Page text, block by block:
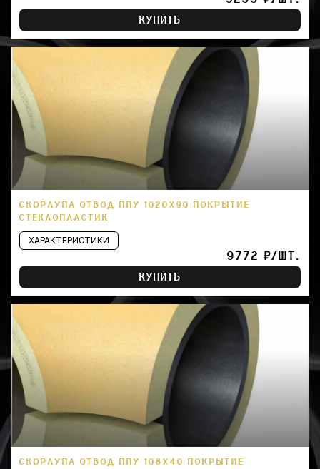
КУПИТЬ
СКОРЛУПА ОТВОД ППУ 1020Х90 ПОКРЫТИЕ
СТЕКЛОПЛАСТИК
ХАРАКТЕРИСТИКИ
9772 ₽/ШТ.
КУПИТЬ
СКОРЛУПА ОТВОД ППУ 108Х40 ПОКРЫТИЕ